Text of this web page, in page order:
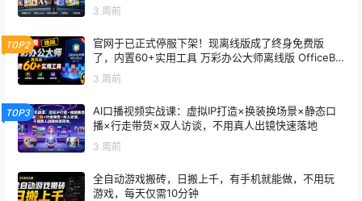
3 周前
TOP2
官网于已正式停服下架！现离线版成了终身免费版
了，内置60+实用工具 万彩办公大师离线版 OfficeBo
x
3 周前
TOP3
AI口播视频实战课：虚拟IP打造×换装换场景×静态口
播×行走带货×双人访谈，不用真人出镜快速落地
3 周前
全自动游戏搬砖，日搬上千，有手机就能做，不用玩
游戏，每天仅需10分钟